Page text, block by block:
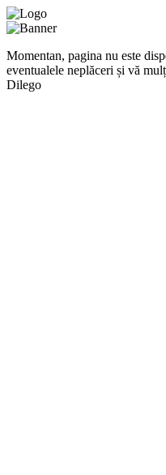
Momentan, pagina nu este
eventualele neplăceri și vă
Dilego